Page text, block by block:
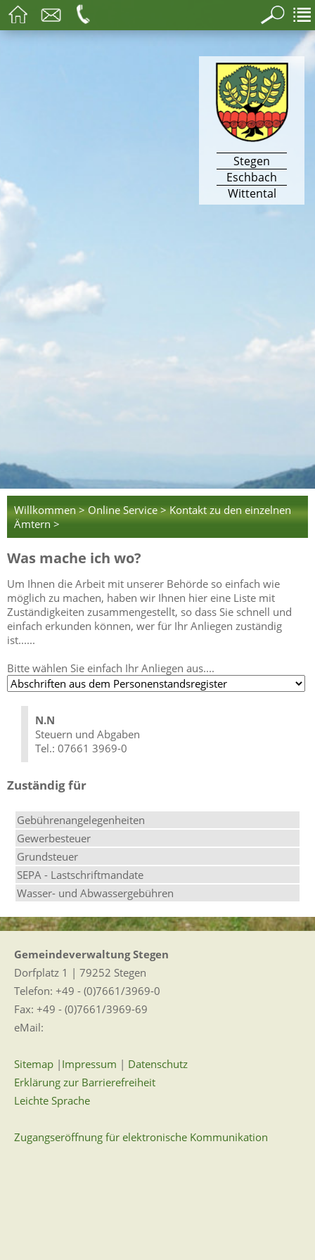
Stegen
Eschbach
Wittental
Willkommen > Online Service > Kontakt zu den einzelnen
Ämtern >
Was mache ich wo?
Um Ihnen die Arbeit mit unserer Behörde so einfach wie
möglich zu machen, haben wir Ihnen hier eine Liste mit
Zuständigkeiten zusammengestellt, so dass Sie schnell und
einfach erkunden können, wer für Ihr Anliegen zuständig
ist......
Bitte wählen Sie einfach Ihr Anliegen aus....
N.N
Steuern und Abgaben
Tel.: 07661 3969-0
Zuständig für
Gebührenangelegenheiten
Gewerbesteuer
Grundsteuer
SEPA - Lastschriftmandate
Wasser- und Abwassergebühren
Gemeindeverwaltung Stegen
Dorfplatz 1 | 79252 Stegen
Telefon: +49 - (0)7661/3969-0
Fax: +49 - (0)7661/3969-69
eMail:
Sitemap | Impressum | Datenschutz
Erklärung zur Barrierefreiheit
Leichte Sprache
Zugangseröffnung für elektronische Kommunikation